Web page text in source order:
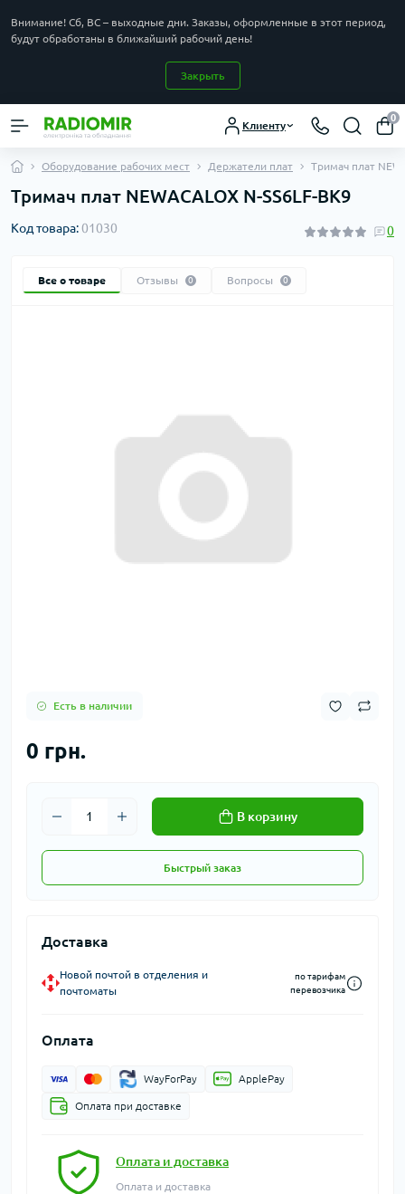
Внимание! Сб, ВС – выходные дни. Заказы, оформленные в этот период,
будут обработаны в ближайший рабочий день!
Закрыть
Клиенту
0
Оборудование рабочих мест Держатели плат Тримач плат
Тримач плат NEWACALOX N-SS6LF-BK9
Код товара:01030 0
Все о товаре Отзывы 0 Вопросы 0
Есть в наличии
0 грн.
В корзину
Быстрый заказ
Доставка
Новой почтой в отделения и
почтоматы
по тарифам
перевозчика
Оплата
WayForPay ApplePay
Оплата при доставке
Оплата и доставка
Оплата и доставка